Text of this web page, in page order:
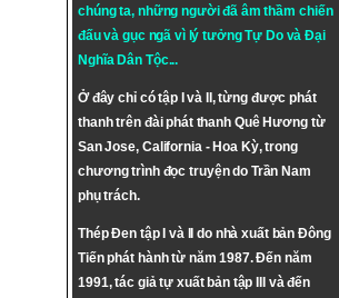
chúng ta, những người đã âm thầm chiến
đấu và gục ngã vì lý tưởngTự DovàĐại
Nghĩa Dân Tộc...
Ở đây chỉ có tập I và II, từng được phát
thanh trên đài phát thanh Quê Hương từ
San Jose, California - Hoa Kỳ, trong
chương trình đọc truyện do Trần Nam
phụ trách.
Thép Đen tập I và II do nhà xuất bản Đông
Tiến phát hành từ năm 1987. Đến năm
1991, tác giả tự xuất bản tập III và đến